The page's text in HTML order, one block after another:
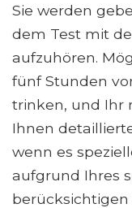
Sie werden
dem Test mit
aufzuhören.
fünf Stunden
trinken, und Ihr
Ihnen
wenn es
aufgrund Ihres
berücksichtigen